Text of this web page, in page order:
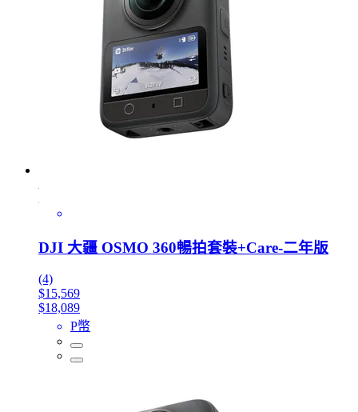
DJI 大疆 OSMO 360暢拍套裝+Care-二年版
(4)
$15,569
$18,089
P幣